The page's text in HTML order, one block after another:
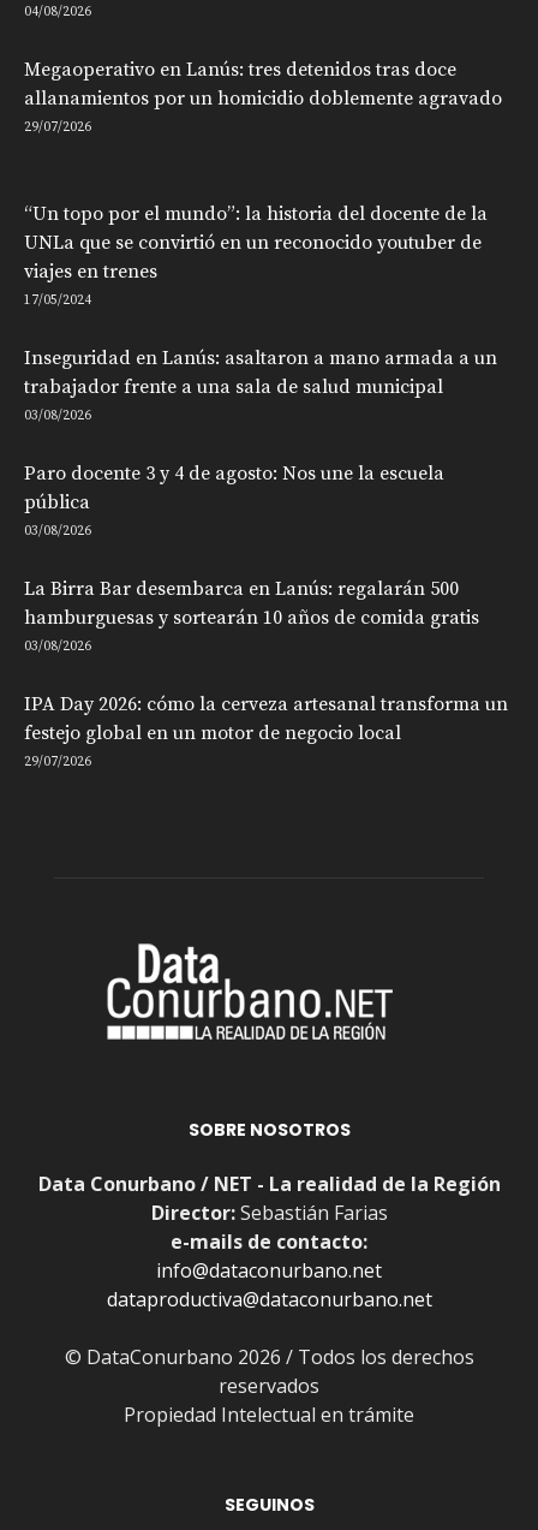
04/08/2026
Megaoperativo en Lanús: tres detenidos tras doce
allanamientos por un homicidio doblemente agravado
29/07/2026
“Un topo por el mundo”: la historia del docente de la
UNLa que se convirtió en un reconocido youtuber de
viajes en trenes
17/05/2024
Inseguridad en Lanús: asaltaron a mano armada a un
trabajador frente a una sala de salud municipal
03/08/2026
Paro docente 3 y 4 de agosto: Nos une la escuela
pública
03/08/2026
La Birra Bar desembarca en Lanús: regalarán 500
hamburguesas y sortearán 10 años de comida gratis
03/08/2026
IPA Day 2026: cómo la cerveza artesanal transforma un
festejo global en un motor de negocio local
29/07/2026
SOBRE NOSOTROS
Data Conurbano / NET - La realidad de la Región
Director:Sebastián Farias
e-mails de contacto:
info@dataconurbano.net
dataproductiva@dataconurbano.net
© DataConurbano 2026 / Todos los derechos
reservados
Propiedad Intelectual en trámite
SEGUINOS